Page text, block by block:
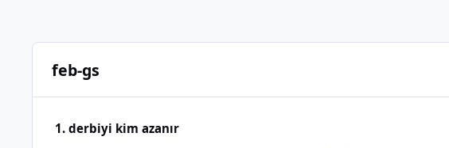
feb-gs
1. derbiyi kim azanır